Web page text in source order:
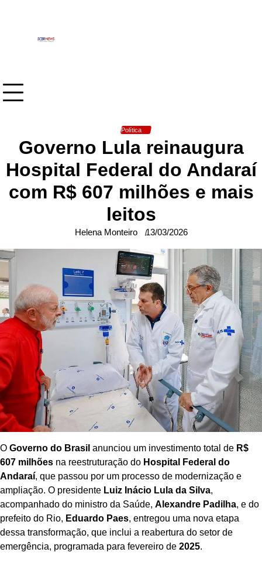
Política
Governo Lula reinaugura
Hospital Federal do Andaraí
com R$ 607 milhões e mais
leitos
Helena Monteiro 13/03/2026
O Governo do Brasil anunciou um investimento total de R$
607 milhões na reestruturação do Hospital Federal do
Andaraí, que passou por um processo de modernização e
ampliação. O presidente Luiz Inácio Lula da Silva,
acompanhado do ministro da Saúde, Alexandre Padilha, e do
prefeito do Rio, Eduardo Paes, entregou uma nova etapa
dessa transformação, que inclui a reabertura do setor de
emergência, programada para fevereiro de 2025.